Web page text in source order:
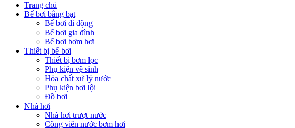
Trang chủ
Bể bơi bằng bạt
Bể bơi di động
Bể bơi gia đình
Bể bơi bơm hơi
Thiết bị bể bơi
Thiết bị bơm lọc
Phụ kiện vệ sinh
Hóa chất xử lý nước
Phụ kiện bơi lội
Đồ bơi
Nhà hơi
Nhà hơi trượt nước
Công viên nước bơm hơi